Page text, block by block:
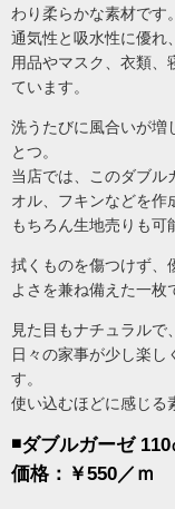
わり柔らかな素材です。
通気性と吸水性に優れ
用品やマスク、衣類
ています。
洗うたびに風合いが増
とつ。
当店では、このダブル
オル、フキンなどを作
もちろん生地売りも可
拭くものを傷つけず、
よさを兼ね備えた一枚
見た目もナチュラルで
日々の家事が少し楽し
す。
使い込むほどに感じる
◾️ダブルガーゼ 110
価格：￥550／ｍ